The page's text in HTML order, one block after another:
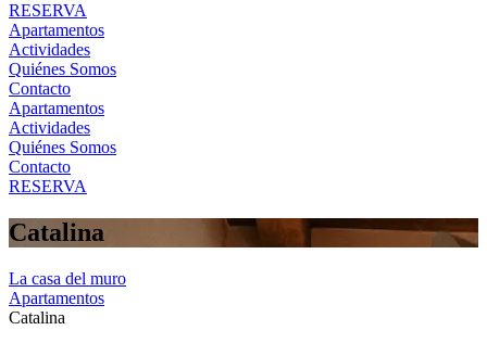
RESERVA
Apartamentos
Actividades
Quiénes Somos
Contacto
Apartamentos
Actividades
Quiénes Somos
Contacto
RESERVA
Catalina
La casa del muro
Apartamentos
Catalina